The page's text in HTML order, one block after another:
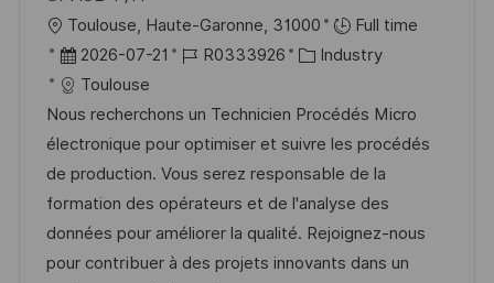
e
n
O
r
t
Toulouse, Haute-Garonne, 31000
Full time
D
a
t
u
m
d
e
r
2026-07-21
J
b
-
I
D
R0333926
K
t
e
g
o
r
i
Industry
Toulouse
Nous recherchons un Technicien Procédés Micro
électronique pour optimiser et suivre les procédés
de production. Vous serez responsable de la
formation des opérateurs et de l'analyse des
données pour améliorer la qualité. Rejoignez-nous
pour contribuer à des projets innovants dans un